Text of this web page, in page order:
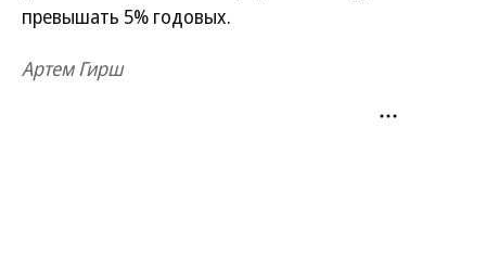
превышать 5% годовых.
Артем Гирш